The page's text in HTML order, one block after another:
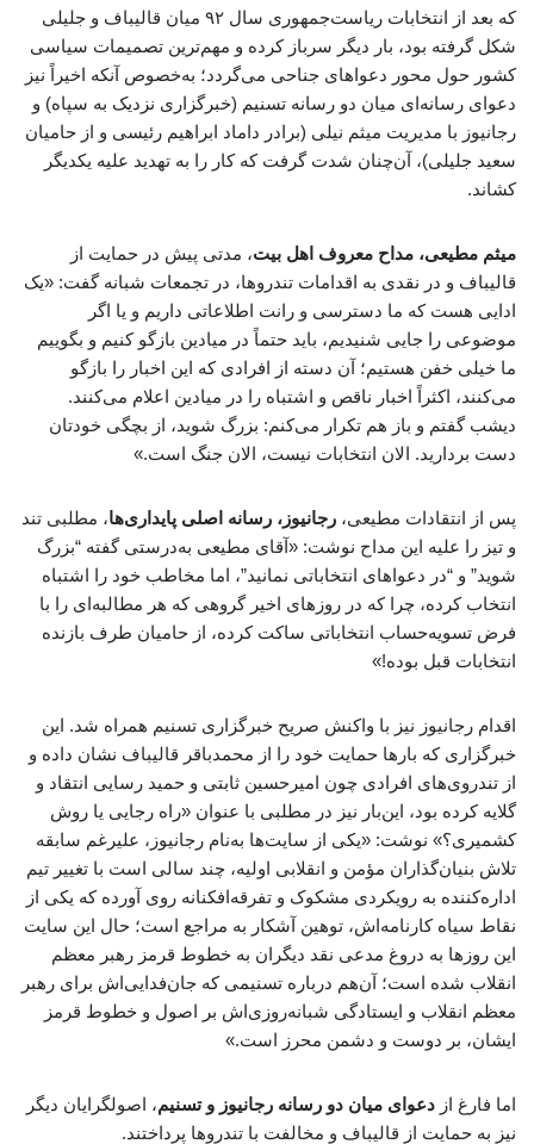
که بعد از انتخابات ریاست‌جمهوری سال ۹۲ میان قالیباف و جلیلی
شکل گرفته بود، بار دیگر سرباز کرده و مهم‌ترین تصمیمات سیاسی
کشور حول محور دعواهای جناحی می‌گردد؛ به‌خصوص آنکه اخیراً نیز
دعوای رسانه‌ای میان دو رسانه تسنیم (خبرگزاری نزدیک به سپاه) و
رجانیوز با مدیریت میثم نیلی (برادر داماد ابراهیم رئیسی و از حامیان
سعید جلیلی)، آن‌چنان شدت گرفت که کار را به تهدید علیه یکدیگر
کشاند.
میثم مطیعی، مداح معروف اهل بیت، مدتی پیش در حمایت از
قالیباف و در نقدی به اقدامات تندروها، در تجمعات شبانه گفت: «یک
ادایی هست که ما دسترسی و رانت اطلاعاتی داریم و یا اگر
موضوعی را جایی شنیدیم، باید حتماً در میادین بازگو کنیم و بگوییم
ما خیلی خفن هستیم؛ آن دسته از افرادی که این اخبار را بازگو
می‌کنند، اکثراً اخبار ناقص و اشتباه را در میادین اعلام می‌کنند.
دیشب گفتم و باز هم تکرار می‌کنم: بزرگ شوید، از بچگی خودتان
دست بردارید. الان انتخابات نیست، الان جنگ است.»
پس از انتقادات مطیعی، رجانیوز، رسانه اصلی پایداری‌ها، مطلبی تند
و تیز را علیه این مداح نوشت: «آقای مطیعی به‌درستی گفته “بزرگ
شوید” و “در دعواهای انتخاباتی نمانید”، اما مخاطب خود را اشتباه
انتخاب کرده، چرا که در روزهای اخیر گروهی که هر مطالبه‌ای را با
فرض تسویه‌حساب انتخاباتی ساکت کرده، از حامیان طرف بازنده
انتخابات قبل بوده!»
اقدام رجانیوز نیز با واکنش صریح خبرگزاری تسنیم همراه شد. این
خبرگزاری که بارها حمایت خود را از محمدباقر قالیباف نشان داده و
از تندروی‌های افرادی چون امیرحسین ثابتی و حمید رسایی انتقاد و
گلایه کرده بود، این‌بار نیز در مطلبی با عنوان «راه رجایی یا روش
کشمیری؟» نوشت: «یکی از سایت‌ها به‌نام رجانیوز، علیرغم سابقه
تلاش بنیان‌گذاران مؤمن و انقلابی اولیه، چند سالی است با تغییر تیم
اداره‌کننده به رویکردی مشکوک و تفرقه‌افکنانه روی آورده که یکی از
نقاط سیاه کارنامه‌اش، توهین آشکار به مراجع است؛ حال این سایت
این روزها به دروغ مدعی نقد دیگران به خطوط قرمز رهبر معظم
انقلاب شده است؛ آن‌هم درباره تسنیمی که جان‌فدایی‌اش برای رهبر
معظم انقلاب و ایستادگی شبانه‌روزی‌اش بر اصول و خطوط قرمز
ایشان، بر دوست و دشمن محرز است.»
اما فارغ از دعوای میان دو رسانه رجانیوز و تسنیم، اصولگرایان دیگر
نیز به حمایت از قالیباف و مخالفت با تندروها پرداختند.